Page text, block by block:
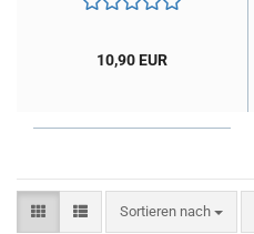
10,90 EUR
Sortieren nach
Sortieren nach